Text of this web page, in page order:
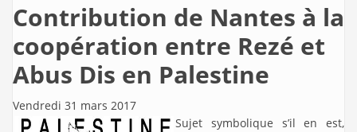
Contribution de Nantes à la
coopération entre Rezé et
Abus Dis en Palestine
Vendredi 31 mars 2017
Sujet symbolique s’il en est,